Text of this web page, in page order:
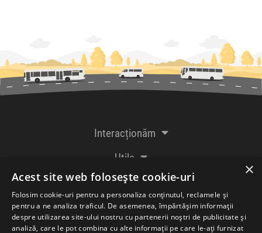
Interacționăm
Utile
De la creatorii
×
Acest site web folosește cookie-uri
Folosim cookie-uri pentru a personaliza conținutul, reclamele și
pentru a ne analiza traficul. De asemenea, împărtășim informații
despre utilizarea site-ului nostru cu partenerii noștri de publicitate și
analiză, care le pot combina cu alte informații pe care le-ați furnizat